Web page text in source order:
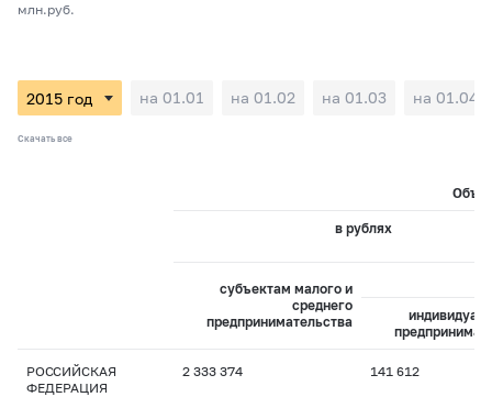
млн.руб.
на 01.01 на 01.02 на 01.03 на 01.04
Скачать все
в рублях
субъектам малого и
среднего
предпринимательства
РОССИЙСКАЯ
ФЕДЕРАЦИЯ
2 333 374 141 612